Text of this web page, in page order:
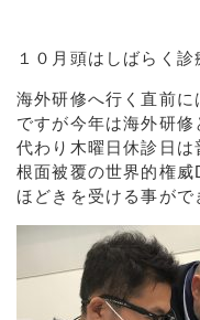
１０月頭はしばらく
海外研修へ行く直前
ですが今年は海外研
代わり木曜日休診日
根面被覆の世界的権
ほどきを受ける事がで